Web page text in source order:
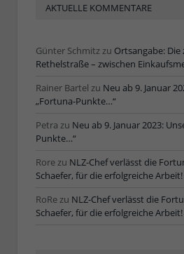
AKTUELLE KOMMENTARE
Günter Schmitz zu Ortsangabe:
Rethelstraße – zwischen
Rainer Bartel zu Neu ab 9. Januar
„Fortuna-Punkte…“
Petra zu Neu ab 9. Januar 2023:
Punkte…“
Rore zu NLZ-Chef verlässt die
Schaefer, für die erfolgreiche Arbeit!
RoRe zu NLZ-Chef verlässt die
Schaefer, für die erfolgreiche Arbeit!